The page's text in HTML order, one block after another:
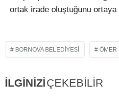
ortak irade oluştuğunu ortaya
BORNOVA BELEDIYESI ÖMER
İLGİNİZİÇEKEBİLİR